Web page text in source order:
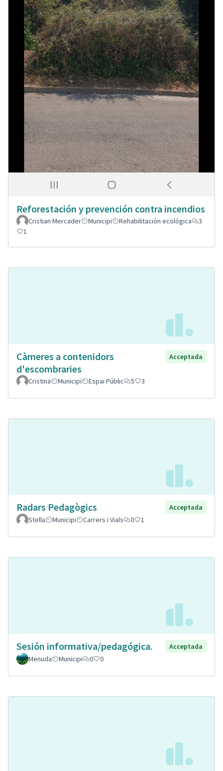
Reforestación y prevención contra incendios
Cristian Mercader Municipi Rehabilitación ecológica
3
1
Càmeres a contenidors
d'escombraries
Acceptada
Cristina Municipi Espai Públic 5 3
Radars Pedagògics
Acceptada
Stella
Municipi Carrers i Vials 0 1
Sesión informativa/pedagógica.
Acceptada
Menuda
Municipi 0 0